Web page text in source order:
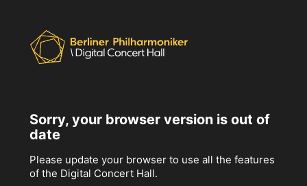
Sorry, your browser version is out of
date
Please update your browser to use all the features
of the Digital Concert Hall.